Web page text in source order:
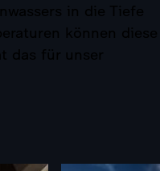
in die Tiefe
können diese
das für unser